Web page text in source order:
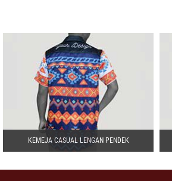
KEMEJA CASUAL LENGAN PENDEK